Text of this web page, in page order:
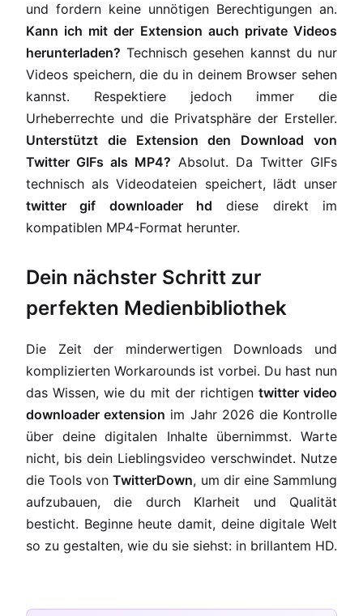
und fordern keine unnötigen Berechtigungen an.
Kann ich mit der Extension auch private Videos
herunterladen? Technisch gesehen kannst du nur
Videos speichern, die du in deinem Browser sehen
kannst. Respektiere jedoch immer die
Urheberrechte und die Privatsphäre der Ersteller.
Unterstützt die Extension den Download von
Twitter GIFs als MP4? Absolut. Da Twitter GIFs
technisch als Videodateien speichert, lädt unser
twitter gif downloader hd diese direkt im
kompatiblen MP4-Format herunter.
Dein nächster Schritt zur
perfekten Medienbibliothek
Die Zeit der minderwertigen Downloads und
komplizierten Workarounds ist vorbei. Du hast nun
das Wissen, wie du mit der richtigen twitter video
downloader extension im Jahr 2026 die Kontrolle
über deine digitalen Inhalte übernimmst. Warte
nicht, bis dein Lieblingsvideo verschwindet. Nutze
die Tools vonTwitterDown, um dir eine Sammlung
aufzubauen, die durch Klarheit und Qualität
besticht. Beginne heute damit, deine digitale Welt
so zu gestalten, wie du sie siehst: in brillantem HD.